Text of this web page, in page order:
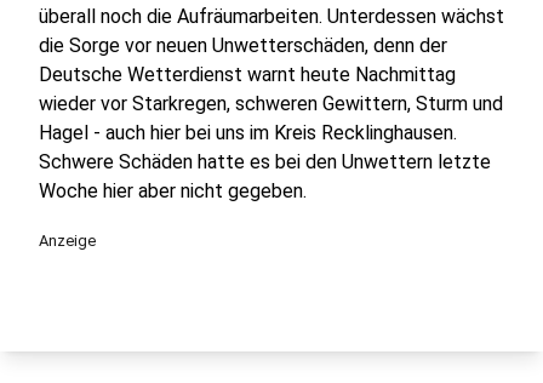
überall noch die Aufräumarbeiten. Unterdessen wächst
die Sorge vor neuen Unwetterschäden, denn der
Deutsche Wetterdienst warnt heute Nachmittag
wieder vor Starkregen, schweren Gewittern, Sturm und
Hagel - auch hier bei uns im Kreis Recklinghausen.
Schwere Schäden hatte es bei den Unwettern letzte
Woche hier aber nicht gegeben.
Anzeige